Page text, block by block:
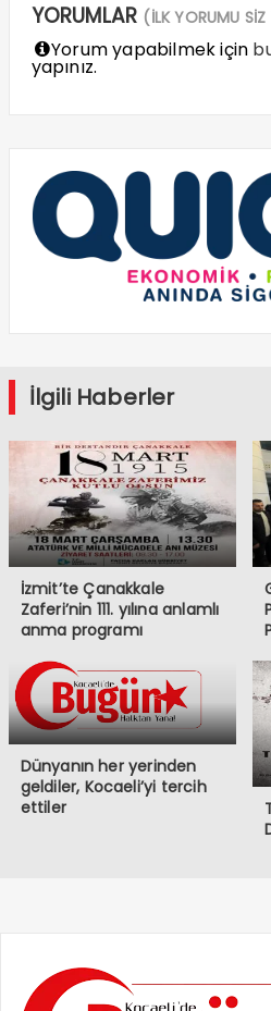
YORUMLAR (İLK YORUMU
Yorum yapabilmek için
yapınız.
İlgili Haberler
İzmit’te Çanakkale
Zaferi’nin 111. yılına anlamlı
anma programı
Dünyanın her yerinden
geldiler, Kocaeli’yi tercih
ettiler